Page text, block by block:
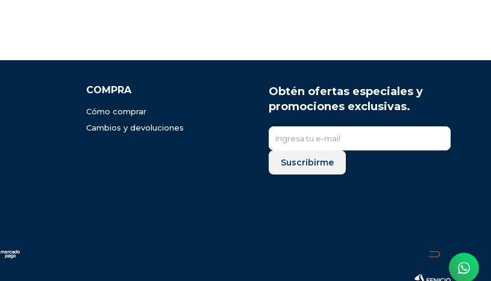
COMPRA
Cómo comprar
Cambios y devoluciones
Obtén ofertas especiales y
promociones exclusivas.
Suscribirme